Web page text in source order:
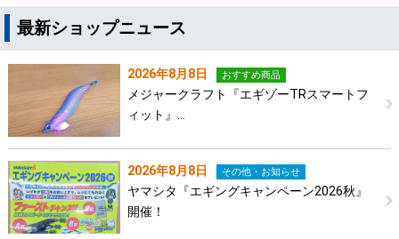
最新ショップニュース
2026年8月8日 おすすめ商品
メジャークラフト『エギゾーTRスマートフ
ィット』…
2026年8月8日 その他・お知らせ
ヤマシタ『エギングキャンペーン2026秋』
開催！